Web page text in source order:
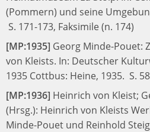
(Pommern) und seine
S. 171-173, Faksimile (n. 174)
[MP:1935] Georg Minde-Pouet:
von Kleists. In: Deutscher
1935 Cottbus: Heine, 1935. S.
[MP:1936] Heinrich von Kleist;
(Hrsg.): Heinrich von Kleists
Minde-Pouet und Reinhold